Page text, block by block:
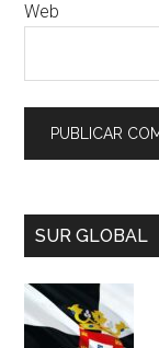
Web
SUR GLOBAL